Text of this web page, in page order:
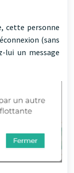
cette personne
(sans
lui un message